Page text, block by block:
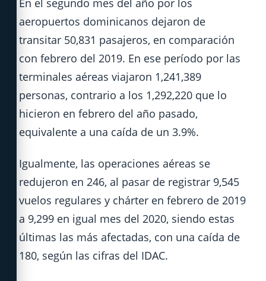
En el segundo mes del año por los
aeropuertos dominicanos dejaron de
transitar 50,831 pasajeros, en comparación
con febrero del 2019. En ese período por las
terminales aéreas viajaron 1,241,389
personas, contrario a los 1,292,220 que lo
hicieron en febrero del año pasado,
equivalente a una caída de un 3.9%.
Igualmente, las operaciones aéreas se
redujeron en 246, al pasar de registrar 9,545
vuelos regulares y chárter en febrero de 2019
a 9,299 en igual mes del 2020, siendo estas
últimas las más afectadas, con una caída de
180, según las cifras del IDAC.